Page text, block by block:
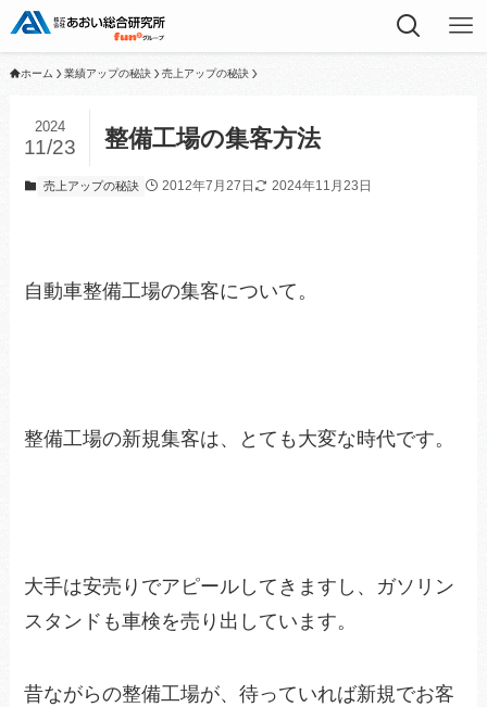
ホーム 業績アップの秘訣 売上アップの秘訣
整備工場の集客方法
2024
11/23
売上アップの秘訣 2012年7月27日 2024年11月23日
自動車整備工場の集客について。
整備工場の新規集客は、とても大変な時代です。
大手は安売りでアピールしてきますし、ガソリン
スタンドも車検を売り出しています。
昔ながらの整備工場が、待っていれば新規でお客